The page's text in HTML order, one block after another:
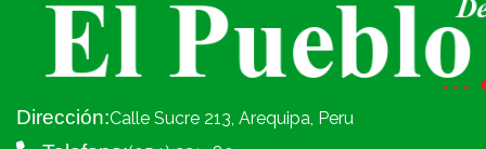
Dirección:Calle Sucre 213, Arequipa, Peru